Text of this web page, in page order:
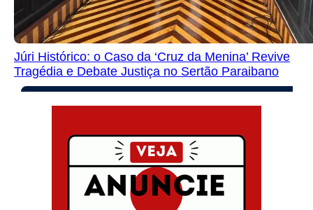
Júri Histórico: o Caso da ‘Cruz da Menina’ Revive
Tragédia e Debate Justiça no Sertão Paraibano